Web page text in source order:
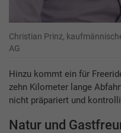
Christian Prinz,
AG
Hinzu kommt ein für
zehn Kilometer lange
nicht präpariert und
Natur und